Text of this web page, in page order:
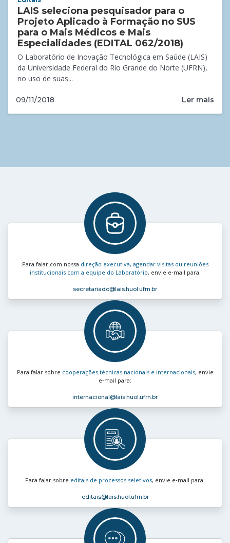
LAIS seleciona pesquisador para o
Projeto Aplicado à Formação no SUS
para o Mais Médicos e Mais
Especialidades (EDITAL 062/2018)
O Laboratório de Inovação Tecnológica em Saúde (LAIS)
da Universidade Federal do Rio Grande do Norte (UFRN),
no uso de suas...
09/11/2018 Ler mais
Para falar com nossa direção executiva, agendar visitas ou reuniões
institucionais com a equipe do Laboratório, envie e‑mail para:
secretariado@lais.huol.ufrn.br
Para falar sobre cooperações técnicas nacionais e internacionais, envie
e‑mail para:
internacional@lais.huol.ufrn.br
Para falar sobre editais de processos seletivos, envie e‑mail para:
editais@lais.huol.ufrn.br